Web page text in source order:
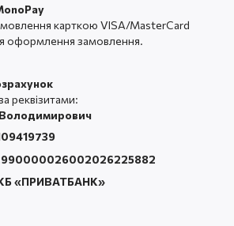
карткою VISA/MasterCard
оформлення замовлення.
реквізитами:
«ПРИВАТБАНК»